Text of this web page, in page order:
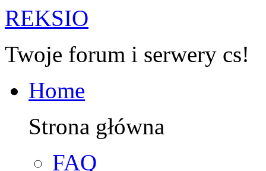
REKSIO
Twoje forum i serwery cs!
Home
Strona główna
FAQ